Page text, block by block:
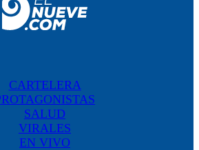
CARTELERA
SALUD
VIRALES
EN VIVO